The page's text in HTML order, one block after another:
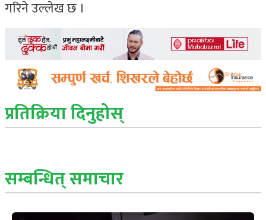
गरिने उल्लेख छ ।
प्रतिक्रिया दिनुहोस्
सम्बन्धित् समाचार